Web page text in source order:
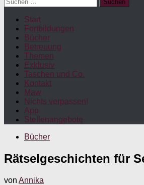
nach:
Start
Fortbildungen
Bücher
Betreuung
Themen
Exklusiv
Taschen und Co.
Kontakt
Maw
Nichts verpassen!
App
Stellenangebote
Bücher
Rätselgeschichten für
von Annika